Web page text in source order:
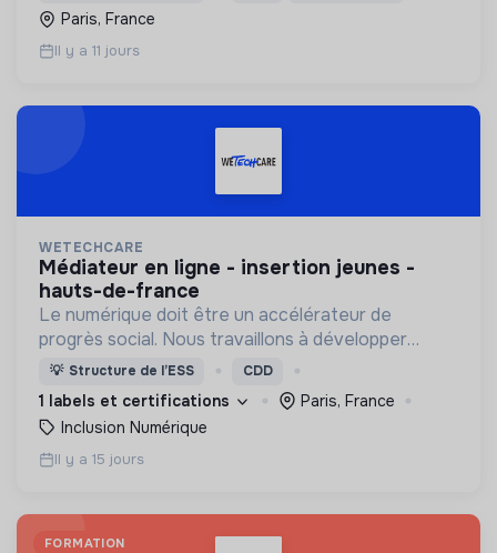
Paris, France
Il y a 11 jours
WETECHCARE
médiateur en ligne - insertion jeunes -
hauts-de-france
Le numérique doit être un accélérateur de
progrès social. Nous travaillons à développer
l'autonomie numérique de toutes et tous et à
créer des dispositifs d'accompagnement social
numérique inclusifs.
💡 Structure de l’ESS CDD
1 labels et certifications
Paris, France
Inclusion Numérique
Il y a 15 jours
FORMATION